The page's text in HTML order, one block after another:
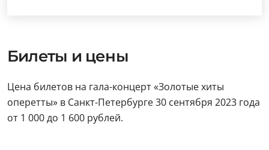
Билеты и цены
Цена билетов на гала-концерт «Золотые хиты
оперетты» в Санкт-Петербурге 30 сентября 2023 года
от 1 000 до 1 600 рублей.